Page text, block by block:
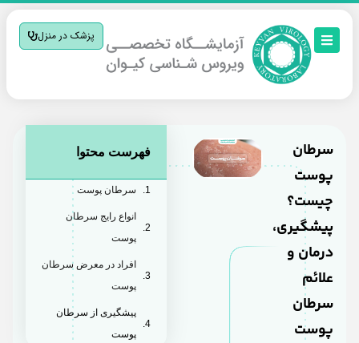
پزشک در منزل
سرطان
پوست
چیست؟
پیشگیری،
درمان و
علائم
سرطان
پوست
فهرست محتوا
سرطان پوست
انواع رایج سرطان
پوست
افراد در معرض سرطان
پوست
پیشگیری از سرطان
پوست